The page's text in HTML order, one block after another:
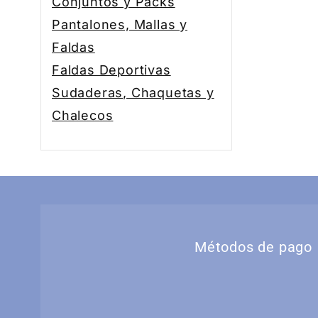
Pantalones, Mallas y
Faldas
Faldas Deportivas
Sudaderas, Chaquetas y
Chalecos
Métodos de pago